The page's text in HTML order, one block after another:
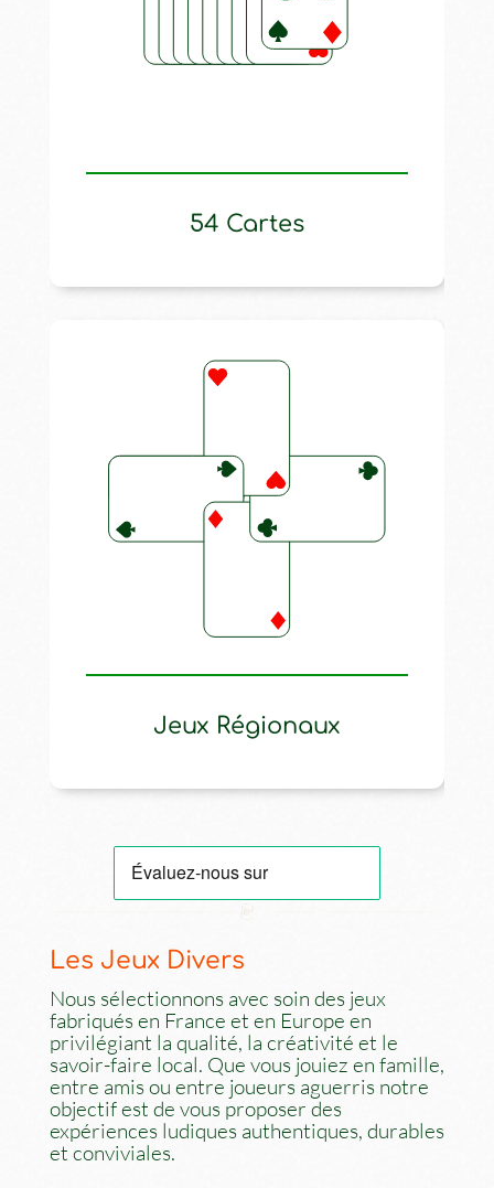
54 Cartes
Jeux Régionaux
Les Jeux Divers
Nous sélectionnons avec soin des jeux
fabriqués en France et en Europe en
privilégiant la qualité, la créativité et le
savoir-faire local. Que vous jouiez en famille,
entre amis ou entre joueurs aguerris notre
objectif est de vous proposer des
expériences ludiques authentiques, durables
et conviviales.